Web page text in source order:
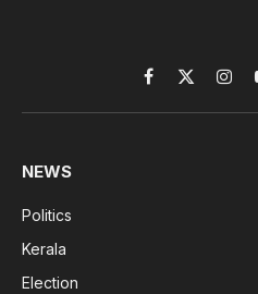
Facebook
X
(Twitter)
NEWS
Politics
Kerala
Election